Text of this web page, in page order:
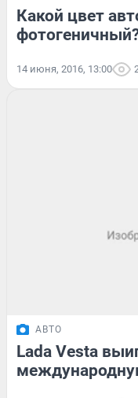
Какой цвет
14 июня, 2016, 13:00
АВТО
Lada Vesta